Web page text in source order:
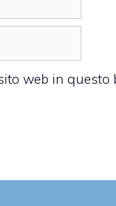
web in